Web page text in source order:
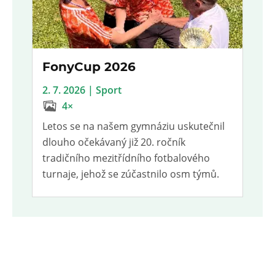
FonyCup 2026
2. 7. 2026 | Sport
4×
Letos se na našem gymnáziu uskutečnil
dlouho očekávaný již 20. ročník
tradičního mezitřídního fotbalového
turnaje, jehož se zúčastnilo osm týmů.